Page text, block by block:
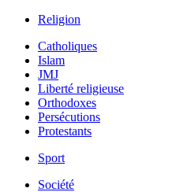
Religion
Catholiques
Islam
JMJ
Liberté religieuse
Orthodoxes
Persécutions
Protestants
Sport
Société